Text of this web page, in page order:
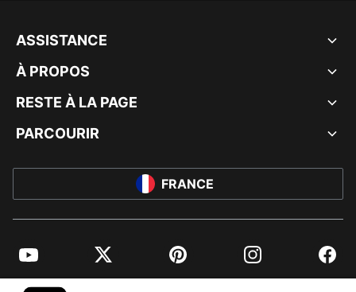
ASSISTANCE
À PROPOS
RESTE À LA PAGE
PARCOURIR
FRANCE
YouTube Twitter Pinterest Instagram